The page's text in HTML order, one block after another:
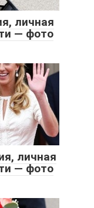
личная
— фото
личная
— фото